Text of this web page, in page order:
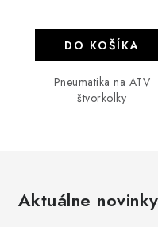
DO KOŠÍKA
Pneumatika na ATV
štvorkolky
Aktuálne